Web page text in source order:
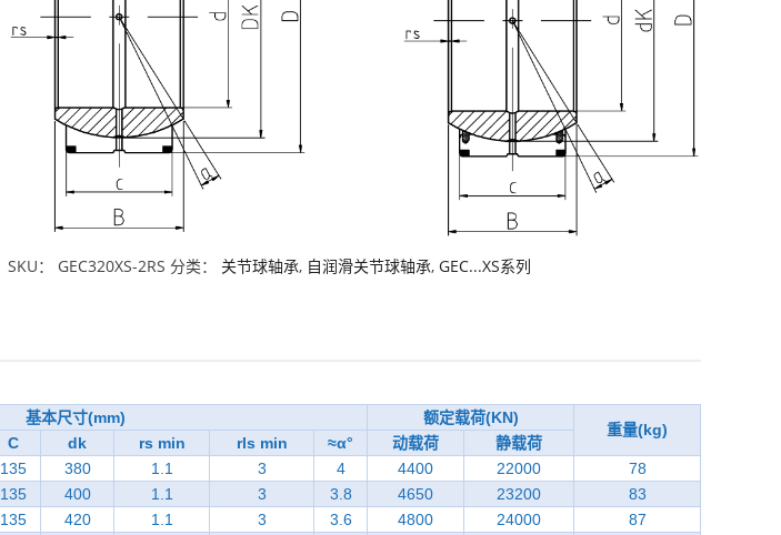
SKU： GEC320XS-2RS 分类： 关节球轴承, 自润滑关节球轴承, GEC...XS系列
基本尺寸(mm) 额定载荷(KN)
重量(kg)
C dk rs min rls min ≈α° 动载荷
静载荷
135 380 1.1 3 4 4400 22000
78
135 400 1.1 3 3.8 4650 23200
83
135 420 1.1 3 3.6 4800 24000
87